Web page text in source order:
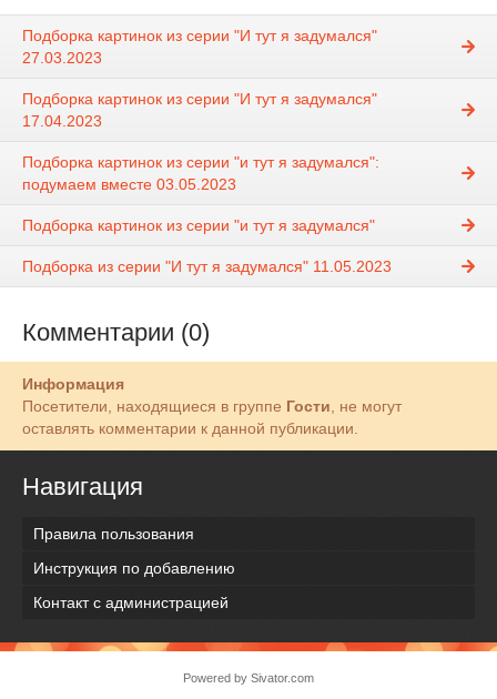
Подборка картинок из серии "И тут я задумался"
27.03.2023
Подборка картинок из серии "И тут я задумался"
17.04.2023
Подборка картинок из серии "и тут я задумался":
подумаем вместе 03.05.2023
Подборка картинок из серии "и тут я задумался"
Подборка из серии "И тут я задумался" 11.05.2023
Комментарии (0)
Информация
Посетители, находящиеся в группе Гости, не могут
оставлять комментарии к данной публикации.
Навигация
Правила пользования
Инструкция по добавлению
Контакт с администрацией
Powered by Sivator.com